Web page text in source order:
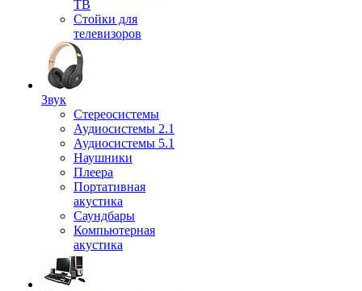
ТВ
Стойки для
телевизоров
Звук
Стереосистемы
Аудиосистемы 2.1
Аудиосистемы 5.1
Наушники
Плеера
Портативная
акустика
Саундбары
Компьютерная
акустика